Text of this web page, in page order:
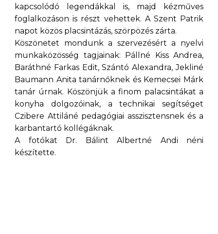
kapcsolódó legendákkal is, majd kézműves
foglalkozáson is részt vehettek. A Szent Patrik
napot közös placsintázás, szörpözés zárta.
Köszönetet mondunk a szervezésért a nyelvi
munkaközösség tagjainak: Pállné Kiss Andrea,
Baráthné Farkas Edit, Szántó Alexandra, Jekliné
Baumann Anita tanárnőknek és Kemecsei Márk
tanár úrnak. Köszönjük a finom palacsintákat a
konyha dolgozóinak, a technikai segítséget
Czibere Attiláné pedagógiai asszisztensnek és a
karbantartó kollégáknak.
A fotókat Dr. Bálint Albertné Andi néni
készítette.